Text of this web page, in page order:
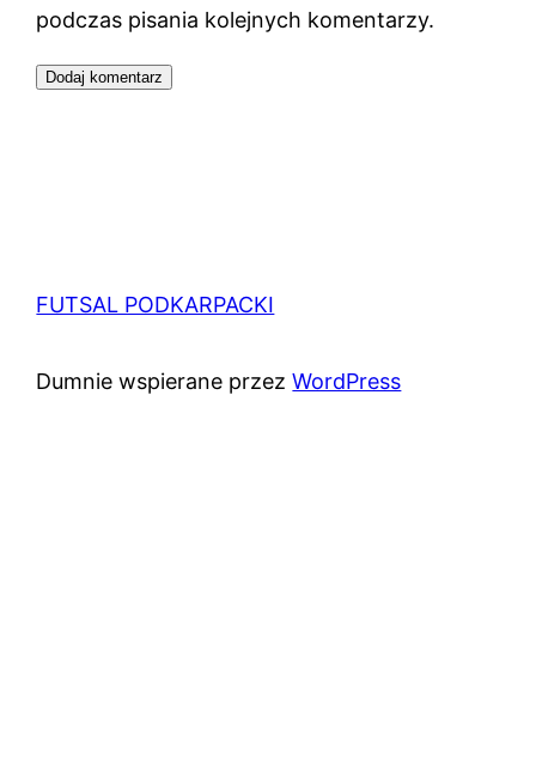
podczas pisania kolejnych komentarzy.
FUTSAL PODKARPACKI
Dumnie wspierane przezWordPress